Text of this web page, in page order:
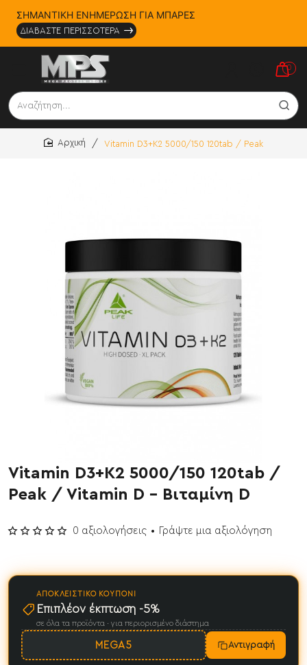
ΣΗΜΑΝΤΙΚΗ ΕΝΗΜΕΡΩΣΗ ΓΙΑ ΜΠΑΡΕΣ
ΔΙΑΒΑΣΤΕ ΠΕΡΙΣΣΟΤΕΡΑ
0
Αναζήτηση...
Vitamin D3+K2 5000/150 120tab / Peak
ΝΕΟ
Έχει εξαντληθεί
Vitamin D3+K2 5000/150 120tab /
Peak / Vitamin D - Βιταμίνη D
0 αξιολογήσεις • Γράψτε μια αξιολόγηση
ΑΠΟΚΛΕΙΣΤΙΚΌ ΚΟΥΠΌΝΙ
Επιπλέον έκπτωση -5%
σε όλα τα προϊόντα · για περιορισμένο διάστημα
MEGA5 Αντιγραφή